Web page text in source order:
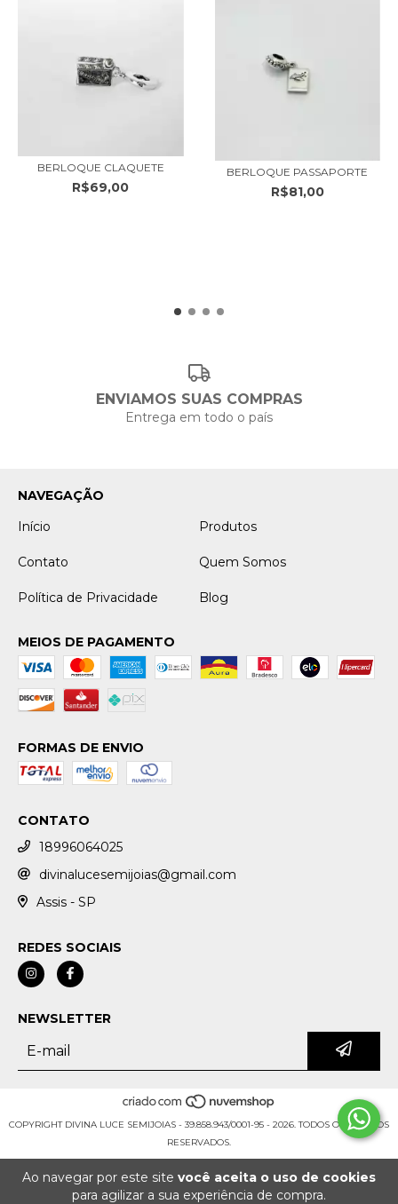
Ao navegar por este site você aceita o uso de cookies
para agilizar a sua experiência de compra.
BERLOQUE CLAQUETE
R$69,00
BERLOQUE PASSAPORTE
R$81,00
ENVIAMOS SUAS COMPRAS
Entrega em todo o país
NAVEGAÇÃO
Início
Produtos
Contato Quem Somos
Política de Privacidade Blog
MEIOS DE PAGAMENTO
FORMAS DE ENVIO
CONTATO
18996064025
divinalucesemijoias@gmail.com
Assis - SP
REDES SOCIAIS
NEWSLETTER
COPYRIGHT DIVINA LUCE SEMIJOIAS - 39.858.943/0001-95 - 2026. TODOS OS DIREITOS
RESERVADOS.